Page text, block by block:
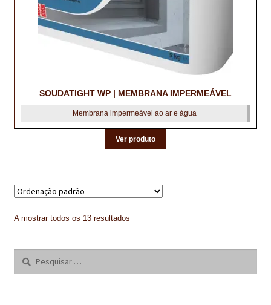
SOUDATIGHT WP | MEMBRANA IMPERMEÁVEL
Membrana impermeável ao ar e água
Ver produto
A mostrar todos os 13 resultados
Pesquisar